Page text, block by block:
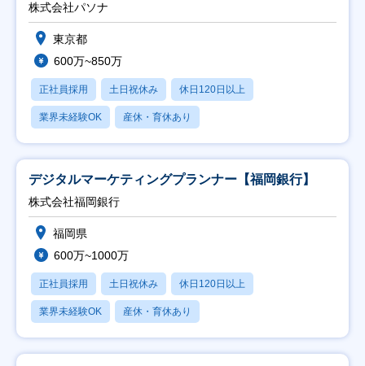
株式会社パソナ
東京都
600万~850万
正社員採用 土日祝休み 休日120日以上
業界未経験OK 産休・育休あり
デジタルマーケティングプランナー【福岡銀行】
株式会社福岡銀行
福岡県
600万~1000万
正社員採用 土日祝休み 休日120日以上
業界未経験OK 産休・育休あり